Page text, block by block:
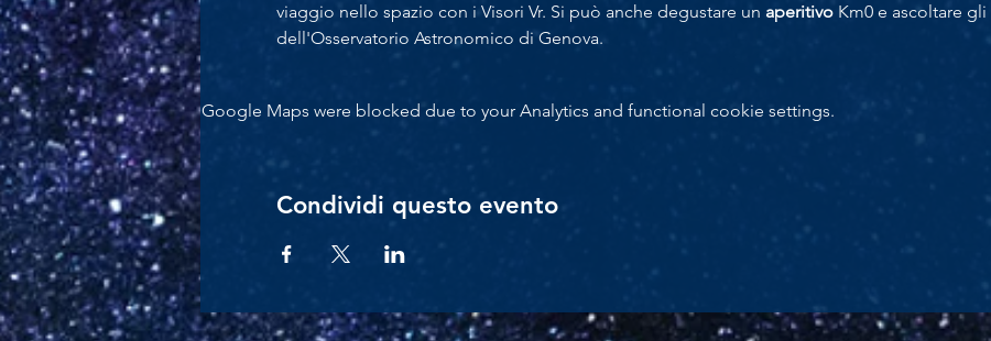
viaggio nello spazio con i Visori Vr. Si può anche degustare un aperitivo Km0 e ascoltare gli
dell'Osservatorio Astronomico di Genova.
Google Maps were blocked due to your Analytics and functional cookie settings.
Condividi questo evento